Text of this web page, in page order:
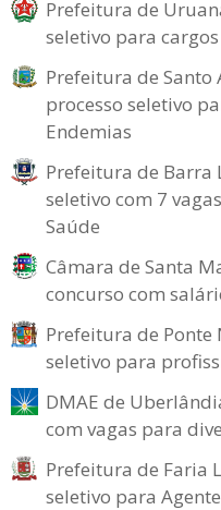
Prefeitura de
seletivo para
Prefeitura de
processo seletivo
Endemias
Prefeitura de Barra
seletivo com 7
Saúde
Câmara de Santa
concurso com
Prefeitura de Ponte
seletivo para
DMAE de
com vagas para
Prefeitura de Faria
seletivo para